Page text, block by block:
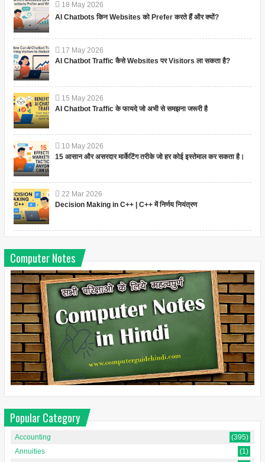
18 May 2026
AI Chatbots किन Websites को Prefer करते हैं और क्यों?
17 May 2026
AI Chatbot Traffic कैसे Websites पर Visitors ला सकता है?
15 May 2026
AI Chatbot Traffic के फायदे जो अभी से समझना जरूरी है
10 May 2026
15 आसान और असरदार मार्केटिंग तरीके जो हर कोई इस्तेमाल कर सकता है।
22 Mar 2026
Decision Making in C++ | C++ में निर्णय नियंत्रण
Computer Notes
Popular Category
Accounting
(395)
Annuities
(1)